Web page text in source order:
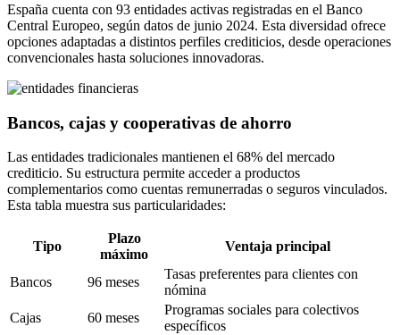
España cuenta con 93 entidades activas registradas en el Banco
Central Europeo, según datos de junio 2024. Esta diversidad ofrece
opciones adaptadas a distintos perfiles crediticios, desde operaciones
convencionales hasta soluciones innovadoras.
Bancos, cajas y cooperativas de ahorro
Las entidades tradicionales mantienen el 68% del mercado
crediticio. Su estructura permite acceder a productos
complementarios como cuentas remunerradas o seguros vinculados.
Esta tabla muestra sus particularidades:
Tipo
Plazo
máximo
Ventaja principal
Bancos 96 meses
Tasas preferentes para clientes con
nómina
Cajas
60 meses
Programas sociales para colectivos
específicos